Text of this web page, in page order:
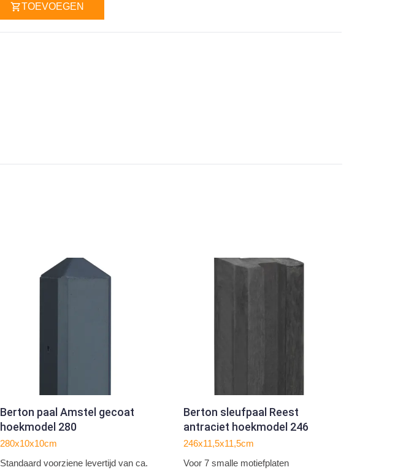
TOEVOEGEN
Berton paal Amstel gecoat
hoekmodel 280
280x10x10cm
Standaard voorziene levertijd van ca.
Berton sleufpaal Reest
antraciet hoekmodel 246
246x11,5x11,5cm
Voor 7 smalle motiefplaten